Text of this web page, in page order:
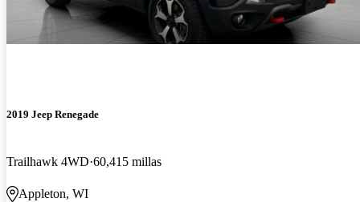
2019 Jeep Renegade
Trailhawk 4WD 60,415 millas
Appleton, WI